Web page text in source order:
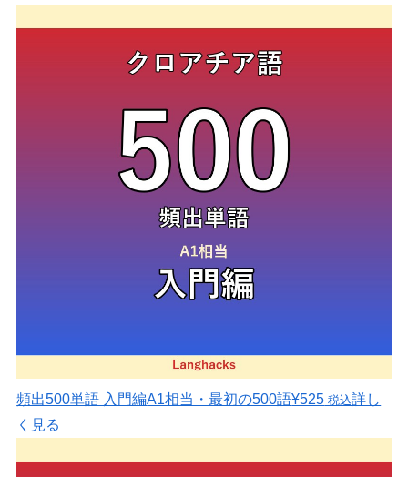
頻出500単語 入門編A1相当・最初の500語¥525 税込詳し
く見る